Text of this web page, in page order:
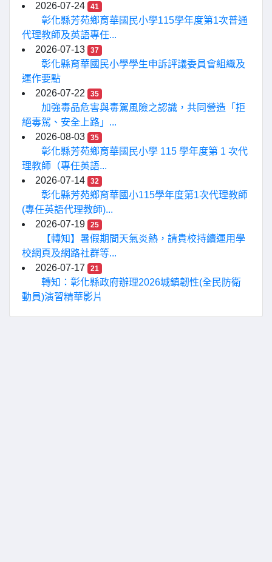
2026-07-24
41
彰化縣芳苑鄉育華國民小學115學年度第1次普通
代理教師及英語專任...
2026-07-13
37
彰化縣育華國民小學學生申訴評議委員會組織及
運作要點
2026-07-22
35
加強毒品危害與毒駕風險之認識，共同營造「拒
絕毒駕、安全上路」...
2026-08-03
35
彰化縣芳苑鄉育華國民小學 115 學年度第 1 次代
理教師（專任英語...
2026-07-14
32
彰化縣芳苑鄉育華國小115學年度第1次代理教師
(專任英語代理教師)...
2026-07-19
25
【轉知】暑假期間天氣炎熱，請貴校持續運用學
校網頁及網路社群等...
2026-07-17
21
轉知：彰化縣政府辦理2026城鎮韌性(全民防衛
動員)演習精華影片